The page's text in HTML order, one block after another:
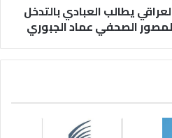
يطالب العبادي بالتدخل
الصحفي عماد الجبوري